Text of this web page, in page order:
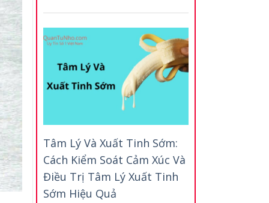
Tâm Lý Và Xuất Tinh Sớm:
Cách Kiểm Soát Cảm Xúc Và
Điều Trị Tâm Lý Xuất Tinh
Sớm Hiệu Quả